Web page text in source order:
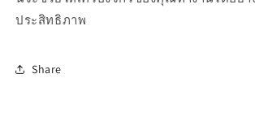
ประสิทธิภาพ
Share